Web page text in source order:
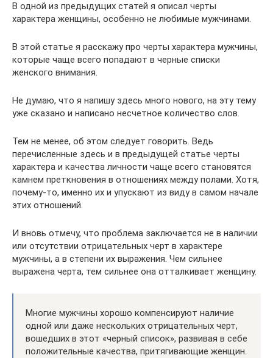
В одной из предыдущих статей я описал черты
характера женщины, особенно не любимые мужчинами.
В этой статье я расскажу про черты характера мужчины,
которые чаще всего попадают в черные списки
женского внимания.
Не думаю, что я напишу здесь много нового, на эту тему
уже сказано и написано несчетное количество слов.
Тем не менее, об этом следует говорить. Ведь
перечисленные здесь и в предыдущей статье черты
характера и качества личности чаще всего становятся
камнем преткновения в отношениях между полами. Хотя,
почему-то, именно их и упускают из виду в самом начале
этих отношений.
И вновь отмечу, что проблема заключается не в наличии
или отсутствии отрицательных черт в характере
мужчины, а в степени их выражения. Чем сильнее
выражена черта, тем сильнее она отталкивает женщину.
Многие мужчины хорошо компенсируют наличие
одной или даже нескольких отрицательных черт,
вошедших в этот «черный список», развивая в себе
положительные качества, притягивающие женщин.